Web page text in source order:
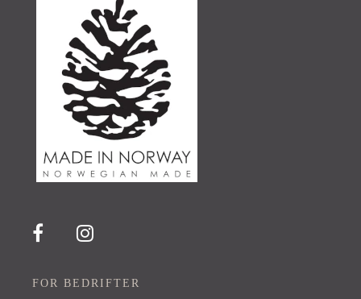
FOR BEDRIFTER